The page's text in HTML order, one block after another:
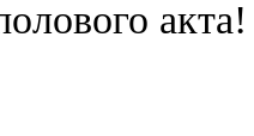
акта!